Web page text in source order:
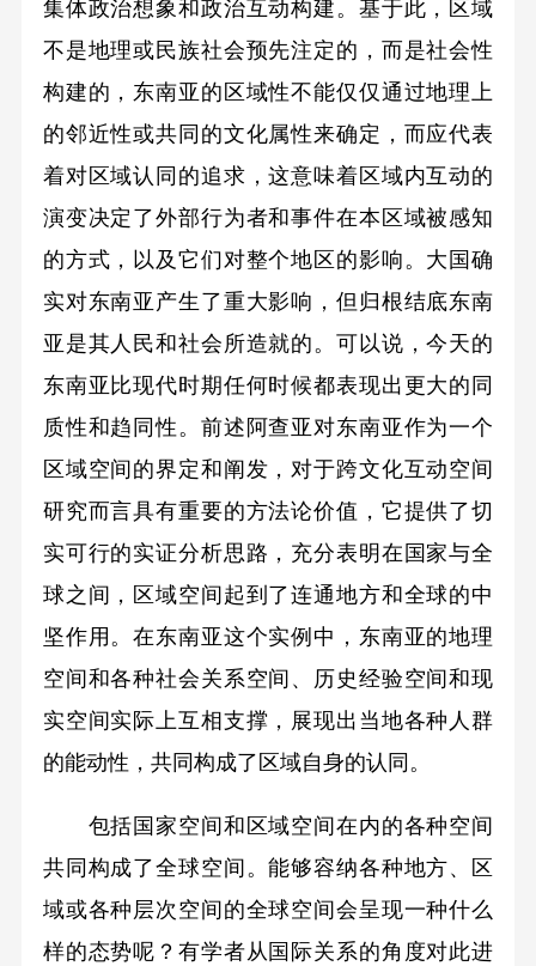
集体政治想象和政治互动构建。基于此，区域
不是地理或民族社会预先注定的，而是社会性
构建的，东南亚的区域性不能仅仅通过地理上
的邻近性或共同的文化属性来确定，而应代表
着对区域认同的追求，这意味着区域内互动的
演变决定了外部行为者和事件在本区域被感知
的方式，以及它们对整个地区的影响。大国确
实对东南亚产生了重大影响，但归根结底东南
亚是其人民和社会所造就的。可以说，今天的
东南亚比现代时期任何时候都表现出更大的同
质性和趋同性。前述阿查亚对东南亚作为一个
区域空间的界定和阐发，对于跨文化互动空间
研究而言具有重要的方法论价值，它提供了切
实可行的实证分析思路，充分表明在国家与全
球之间，区域空间起到了连通地方和全球的中
坚作用。在东南亚这个实例中，东南亚的地理
空间和各种社会关系空间、历史经验空间和现
实空间实际上互相支撑，展现出当地各种人群
的能动性，共同构成了区域自身的认同。
包括国家空间和区域空间在内的各种空间
共同构成了全球空间。能够容纳各种地方、区
域或各种层次空间的全球空间会呈现一种什么
样的态势呢？有学者从国际关系的角度对此进